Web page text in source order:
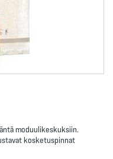
moduulikeskuksiin.
kosketuspinnat